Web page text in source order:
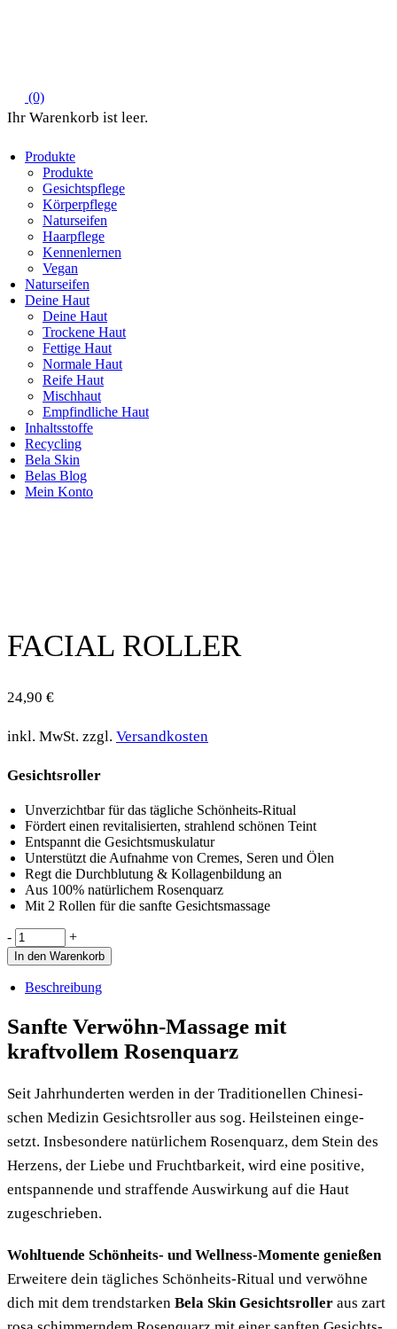
(0)
Produkte
Produkte
Gesichtspflege
Körperpflege
Naturseifen
Haarpflege
Kennenlernen
Vegan
Naturseifen
Deine Haut
Deine Haut
Trockene Haut
Fettige Haut
Normale Haut
Reife Haut
Mischhaut
Empfindliche Haut
Inhaltsstoffe
Recycling
Bela Skin
Belas Blog
Mein Konto
FACIAL ROLLER
24,90 €
inkl. MwSt. zzgl. Versandkosten
Gesichtsroller
Unverzichtbar für das tägliche Schönheits-Ritual
Fördert einen revitalisierten, strahlend schönen Teint
Entspannt die Gesichtsmuskulatur
Unterstützt die Aufnahme von Cremes, Seren und Ölen
Regt die Durchblutung & Kollagenbildung an
Aus 100% natürlichem Rosenquarz
Mit 2 Rollen für die sanfte Gesichtsmassage
Facial
Roller
quantity
- +
In den Warenkorb
Beschreibung
Sanfte Verwöhn-Massage mit
kraftvollem Rosenquarz
Seit Jahr­hun­der­ten wer­den in der Tra­di­tio­nel­len Chi­ne­si­
schen Medi­zin Gesichts­rol­ler aus sog. Heil­stei­nen ein­ge­
setzt. Ins­be­son­de­re natür­li­chem Rosen­quarz, dem Stein des
Her­zens, der Lie­be und Frucht­bar­keit, wird eine posi­ti­ve,
ent­span­nen­de und straf­fen­de Aus­wir­kung auf die Haut
zugeschrieben.
Wohl­tu­en­de Schön­heits- und Well­ness-Momen­te genie­ßen
Erwei­te­re dein täg­li­ches Schön­heits-Ritu­al und ver­wöh­ne
dich mit dem trend­star­ken Bela Skin Gesichts­rol­ler aus zart